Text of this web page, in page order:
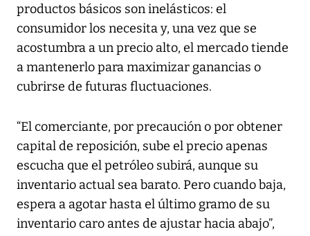
productos básicos son inelásticos: el
consumidor los necesita y, una vez que se
acostumbra a un precio alto, el mercado tiende
a mantenerlo para maximizar ganancias o
cubrirse de futuras fluctuaciones.
“El comerciante, por precaución o por obtener
capital de reposición, sube el precio apenas
escucha que el petróleo subirá, aunque su
inventario actual sea barato. Pero cuando baja,
espera a agotar hasta el último gramo de su
inventario caro antes de ajustar hacia abajo”,